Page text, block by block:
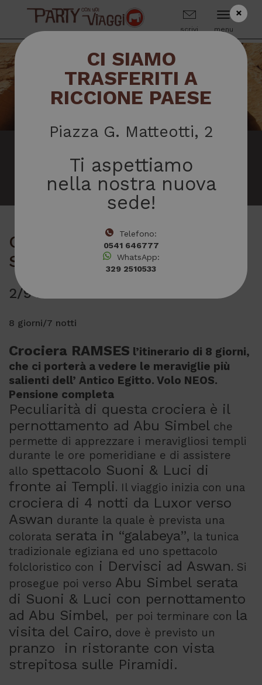
scrivi menu
QUESTA PROPOSTA È
SCADUTA
CROCIERA SUL NILO, Abu
Simbel e Cairo
2/9 Dicembre
8 giorni/7 notti
Crociera RAMSES l’itinerario di 8 giorni,
che ci porterà a vedere le meraviglie più
salienti dell’ Antico Egitto. Volo NEOS.
Pensione completa
Peculiarità di questa crociera è il
pernottamento ad Abu Simbel che
permette di apprezzare i meravigliosi templi
durante le ore pomeridiane e di assistere
allo spettacolo Suoni & Luci di
fronte ai Templi. Il viaggio inizia con una
crociera di 4 notti da Luxor verso
Aswan durante la quale è prevista una
colorata serata in “galabeya”, la tunica
tradizionale egiziana ed uno spettacolo
folcloristico con i Dervisci ad Aswan. Si
prosegue poi verso Abu Simbel serata
di Suoni & Luci con pernottamento
ad Abu Simbel, per poi terminare con la
visita del Cairo, dove è previsto un
pranzo in ristorante con vista
strepitosa sulle Piramidi.
×
CI SIAMO
TRASFERITI A
RICCIONE PAESE
Piazza G. Matteotti, 2
Ti aspettiamo
nella nostra nuova
sede!
Telefono:
0541 646777
WhatsApp:
329 2510533